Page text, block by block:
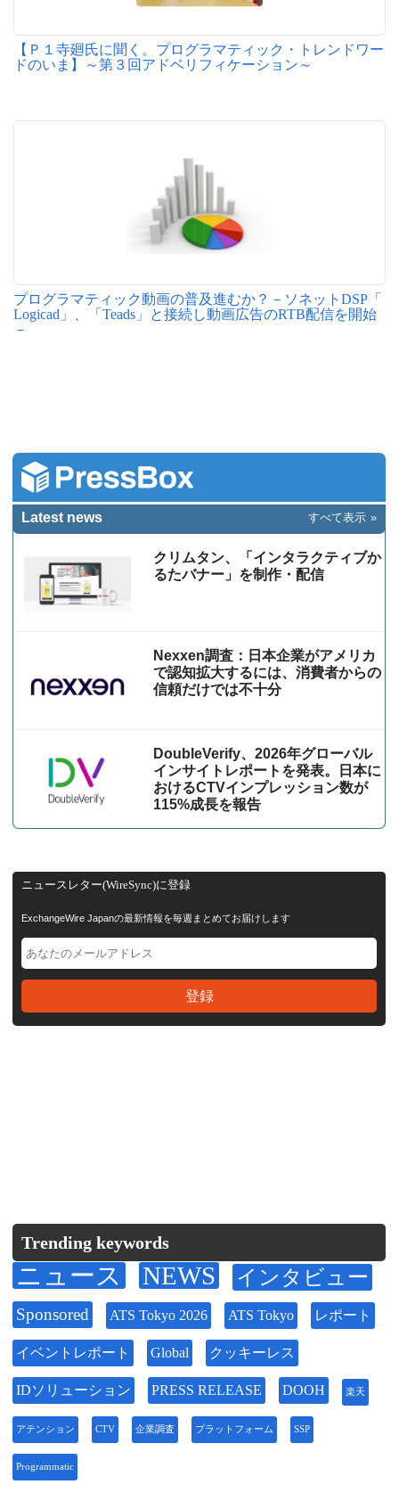
【Ｐ１寺廻氏に聞く。プログラマティック・トレンドワー
ドのいま】～第３回アドベリフィケーション～
プログラマティック動画の普及進むか？－ソネットDSP「
Logicad」、「Teads」と接続し動画広告のRTB配信を開始
－
Latest news すべて表示
クリムタン、「インタラクティブか
るたバナー」を制作・配信
Nexxen調査：日本企業がアメリカ
で認知拡大するには、消費者からの
信頼だけでは不十分
DoubleVerify、2026年グローバル
インサイトレポートを発表。日本に
おけるCTVインプレッション数が
115%成⻑を報告
ニュースレター(WireSync)に登録
ExchangeWire Japanの最新情報を毎週まとめてお届けします
Trending keywords
ニュース NEWS インタビュー
Sponsored ATS Tokyo 2026 ATS Tokyo レポート
イベントレポート Global クッキーレス
IDソリューション PRESS RELEASE DOOH 楽天
アテンション CTV 企業調査 プラットフォーム SSP
Programmatic